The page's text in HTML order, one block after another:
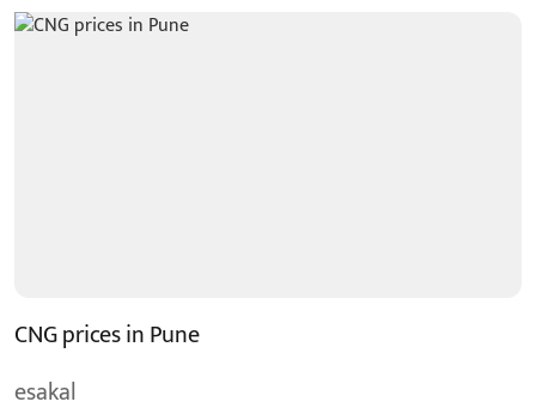
CNG prices in Pune
esakal